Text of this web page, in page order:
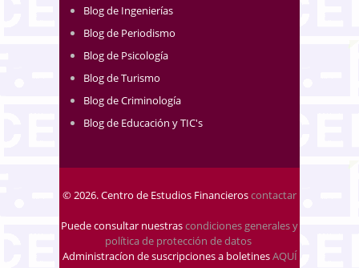
Blog de Ingenierías
Blog de Periodismo
Blog de Psicología
Blog de Turismo
Blog de Criminología
Blog de Educación y TIC's
© 2026. Centro de Estudios Financieroscontactar
Puede consultar nuestrascondiciones generales y
política de protección de datos
Administracíon de suscripciones a boletinesAQUÍ